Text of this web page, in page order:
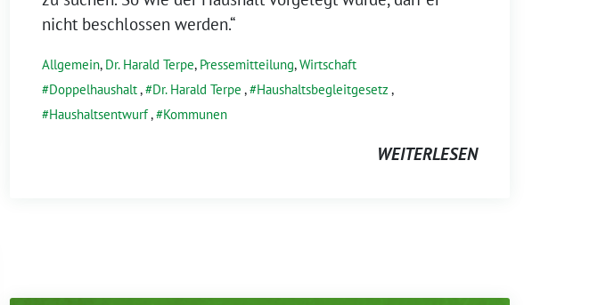
nicht beschlossen werden.“
Allgemein, Dr. Harald Terpe, Pressemitteilung,Wirtschaft
Doppelhaushalt, Dr. Harald Terpe , Haushaltsbegleitgesetz ,
Haushaltsentwurf, Kommunen
WEITERLESEN